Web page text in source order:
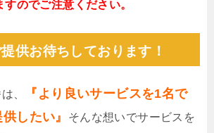
のでご注意ください。
供お待ちしております！
、
『より良いサービスを1名で
したい』
そんな想いでサービスを